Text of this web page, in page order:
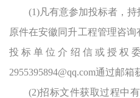
(1)凡有意参加投标者，
原件在安徽同升工程管理咨询
投标单位介绍信或授权
2955395894@qq.com通过邮箱
(2)招标文件获取过程中